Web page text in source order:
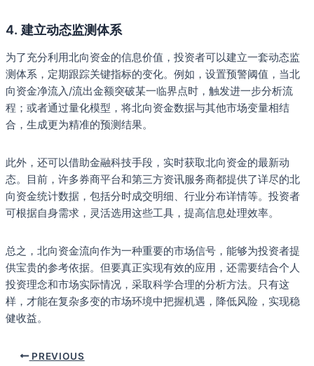
4. 建立动态监测体系
为了充分利用北向资金的信息价值，投资者可以建立一套动态监
测体系，定期跟踪关键指标的变化。例如，设置预警阈值，当北
向资金净流入/流出金额突破某一临界点时，触发进一步分析流
程；或者通过量化模型，将北向资金数据与其他市场变量相结
合，生成更为精准的预测结果。
此外，还可以借助金融科技手段，实时获取北向资金的最新动
态。目前，许多券商平台和第三方资讯服务商都提供了详尽的北
向资金统计数据，包括分时成交明细、行业分布详情等。投资者
可根据自身需求，灵活选用这些工具，提高信息处理效率。
总之，北向资金流向作为一种重要的市场信号，能够为投资者提
供宝贵的参考依据。但要真正实现有效的应用，还需要结合个人
投资理念和市场实际情况，采取科学合理的分析方法。只有这
样，才能在复杂多变的市场环境中把握机遇，降低风险，实现稳
健收益。
PREVIOUS